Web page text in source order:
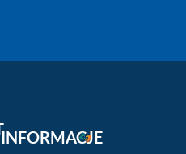
INFORMACJE